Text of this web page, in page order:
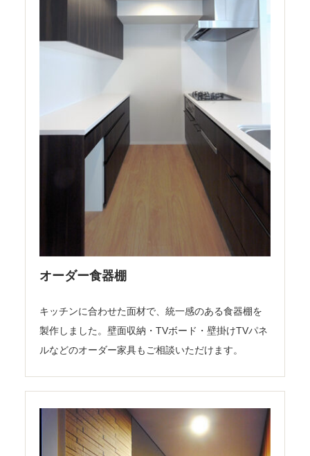
オーダー食器棚
キッチンに合わせた面材で、統一感のある食器棚を
製作しました。壁面収納・TVボード・壁掛けTVパネ
ルなどのオーダー家具もご相談いただけます。